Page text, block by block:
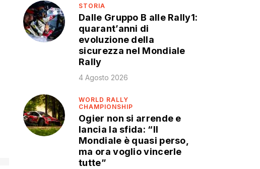
STORIA
Dalle Gruppo B alle Rally1:
quarant’anni di
evoluzione della
sicurezza nel Mondiale
Rally
4 Agosto 2026
WORLD RALLY
CHAMPIONSHIP
Ogier non si arrende e
lancia la sfida: “Il
Mondiale è quasi perso,
ma ora voglio vincerle
tutte”